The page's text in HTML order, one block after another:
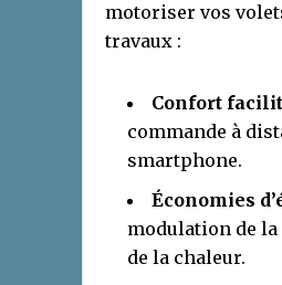
motoriser vos
travaux :
Confort
commande à
smartphone.
Économies
modulation de
de la chaleur.